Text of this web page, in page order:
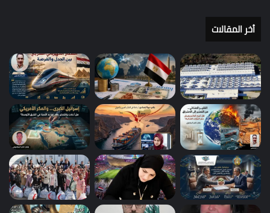
أخر المقالات